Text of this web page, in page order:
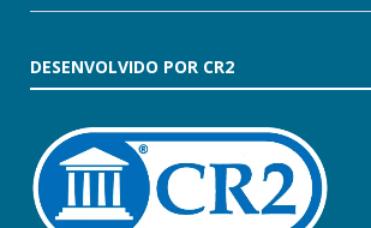
DESENVOLVIDO POR CR2